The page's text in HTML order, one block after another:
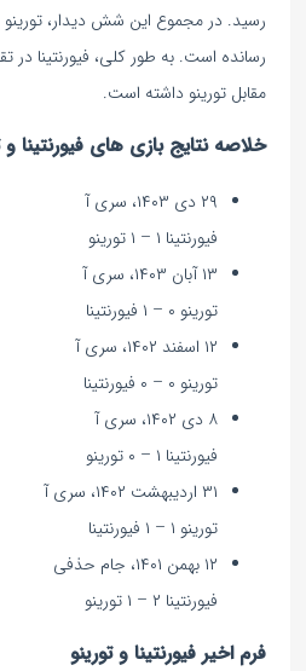
رسانده است. به طور کلی، فیورنتینا در
مقابل تورینو داشته است.
خلاصه نتایج بازی های فیورنتینا و
۲۹ دی ۱۴۰۳، سری آ
فیورنتینا ۱ – ۱ تورینو
۱۳ آبان ۱۴۰۳، سری آ
تورینو ۰ – ۱ فیورنتینا
۱۲ اسفند ۱۴۰۲، سری آ
تورینو ۰ – ۰ فیورنتینا
۸ دی ۱۴۰۲، سری آ
فیورنتینا ۱ – ۰ تورینو
۳۱ اردیبهشت ۱۴۰۲، سری آ
تورینو ۱ – ۱ فیورنتینا
۱۲ بهمن ۱۴۰۱، جام حذفی
فیورنتینا ۲ – ۱ تورینو
فرم اخیر فیورنتینا و تورینو